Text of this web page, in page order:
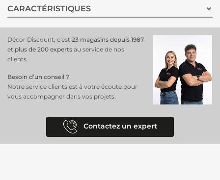
d’amitié,idéale pour une chambre
des Neiges. Associez-le à des accessoires lumineux, des coussins
joyeuse, où le bonheur des deux sœurs et de leurs amis se reflétera à
CARACTÉRISTIQUES
Décor Discount, c'est 23 magasins depuis 1987
et plus de 200 experts au service de nos
clients.
Besoin d’un conseil ?
Notre service clients est à votre écoute pour
vous accompagner dans vos projets.
Contactez un expert